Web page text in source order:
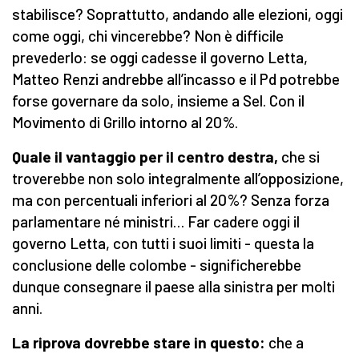
stabilisce? Soprattutto, andando alle elezioni, oggi
come oggi, chi vincerebbe? Non è difficile
prevederlo: se oggi cadesse il governo Letta,
Matteo Renzi andrebbe all’incasso e il Pd potrebbe
forse governare da solo, insieme a Sel. Con il
Movimento di Grillo intorno al 20%.
Quale il vantaggio per il centro destra, che si
troverebbe non solo integralmente all’opposizione,
ma con percentuali inferiori al 20%? Senza forza
parlamentare né ministri… Far cadere oggi il
governo Letta, con tutti i suoi limiti - questa la
conclusione delle colombe - significherebbe
dunque consegnare il paese alla sinistra per molti
anni.
La riprova dovrebbe stare in questo: che a